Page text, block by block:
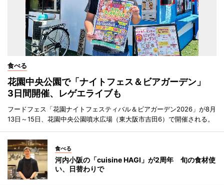
食べる
花園中央公園で「ナイトフェス＆ビアガーデン」
3日間開催、レゲエライブも
フードフェス「花園ナイトフェスティバル＆ビアガーデン2026」が8月
13日～15日、花園中央公園噴水広場（東大阪市吉田6）で開催される。
食べる
河内小阪の「cuisine HAGI」が2周年 旬の食材使
い、日替わりで